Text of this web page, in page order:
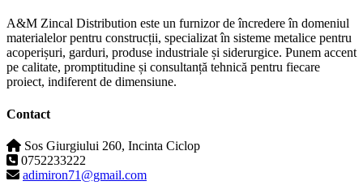
A&M Zincal Distribution este un furnizor de încredere în domeniul
materialelor pentru construcții, specializat în sisteme metalice pentru
acoperișuri, garduri, produse industriale și siderurgice. Punem accent
pe calitate, promptitudine și consultanță tehnică pentru fiecare
proiect, indiferent de dimensiune.
Contact
Sos Giurgiului 260, Incinta Ciclop
0752233222
adimiron71@gmail.com